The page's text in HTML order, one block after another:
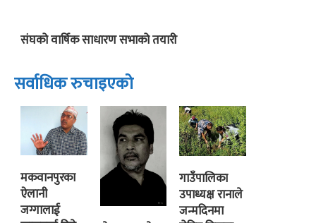
संघको वार्षिक साधारण सभाको तयारी
सर्वाधिक रुचाइएको
मकवानपुरका
ऐलानी
जग्गालाई
गाउँपालिका
उपाध्यक्ष रानाले
जन्मदिनमा